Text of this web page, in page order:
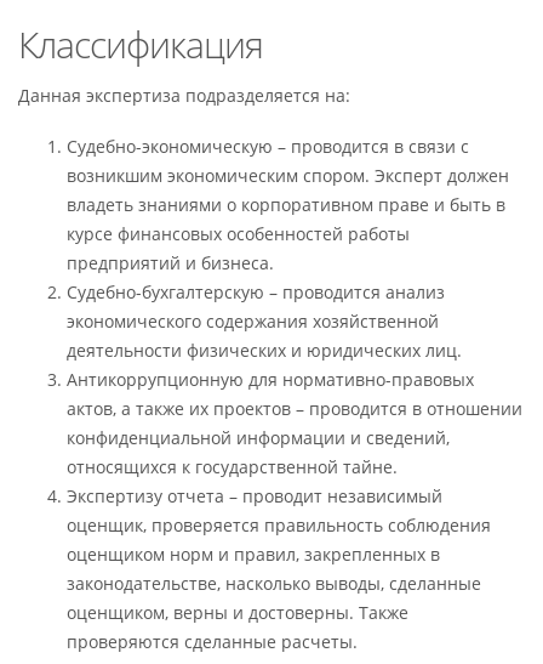
Классификация
Данная экспертиза подразделяется на:
Судебно-экономическую – проводится в связи с
возникшим экономическим спором. Эксперт должен
владеть знаниями о корпоративном праве и быть в
курсе финансовых особенностей работы
предприятий и бизнеса.
Судебно-бухгалтерскую – проводится анализ
экономического содержания хозяйственной
деятельности физических и юридических лиц.
Антикоррупционную для нормативно-правовых
актов, а также их проектов – проводится в отношении
конфиденциальной информации и сведений,
относящихся к государственной тайне.
Экспертизу отчета – проводит независимый
оценщик, проверяется правильность соблюдения
оценщиком норм и правил, закрепленных в
законодательстве, насколько выводы, сделанные
оценщиком, верны и достоверны. Также
проверяются сделанные расчеты.